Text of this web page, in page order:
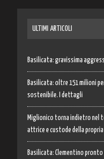
ULTIMI ARTICOLI
Basilicata: gravissima
Basilicata: oltre 151 milioni
sostenibile. I dettagli
Miglionico torna indietro nel
attrice e custode della
Basilicata: Clementino pronto